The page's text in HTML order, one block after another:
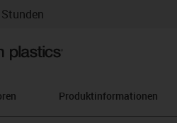
Produktinformationen